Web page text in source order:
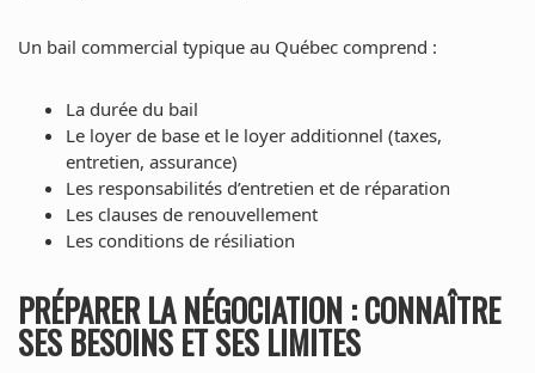
Un bail commercial typique au Québec comprend :
La durée du bail
Le loyer de base et le loyer additionnel (taxes,
entretien, assurance)
Les responsabilités d’entretien et de réparation
Les clauses de renouvellement
Les conditions de résiliation
PRÉPARER LA NÉGOCIATION : CONNAÎTRE
SES BESOINS ET SES LIMITES